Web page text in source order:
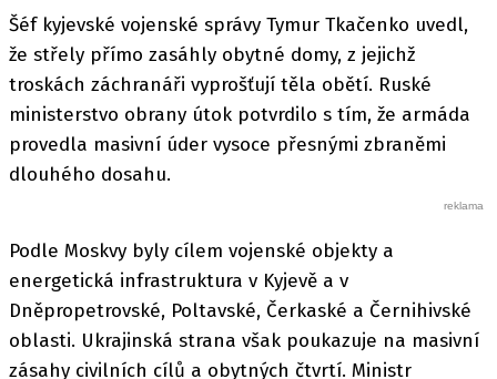
Šéf kyjevské vojenské správy Tymur Tkačenko uvedl,
že střely přímo zasáhly obytné domy, z jejichž
troskách záchranáři vyprošťují těla obětí. Ruské
ministerstvo obrany útok potvrdilo s tím, že armáda
provedla masivní úder vysoce přesnými zbraněmi
dlouhého dosahu.
Podle Moskvy byly cílem vojenské objekty a
energetická infrastruktura v Kyjevě a v
Dněpropetrovské, Poltavské, Čerkaské a Černihivské
oblasti. Ukrajinská strana však poukazuje na masivní
zásahy civilních cílů a obytných čtvrtí. Ministr